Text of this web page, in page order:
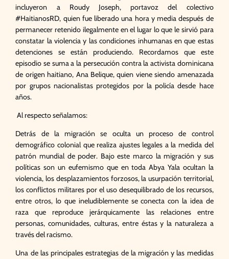
incluyeron a Roudy Joseph, portavoz del colectivo
#HaitianosRD, quien fue liberado una hora y media después de
permanecer retenido ilegalmente en el lugar lo que le sirvió para
constatar la violencia y las condiciones inhumanas en que estas
detenciones se están produciendo. Recordamos que este
episodio se suma a la persecución contra la activista dominicana
de origen haitiano, Ana Belique, quien viene siendo amenazada
por grupos nacionalistas protegidos por la policía desde hace
años.
Al respecto señalamos:
Detrás de la migración se oculta un proceso de control
demográfico colonial que realiza ajustes legales a la medida del
patrón mundial de poder. Bajo este marco la migración y sus
políticas son un eufemismo que en toda Abya Yala ocultan la
violencia, los desplazamientos forzosos, la usurpación territorial,
los conflictos militares por el uso desequilibrado de los recursos,
entre otros, lo que ineludiblemente se conecta con la idea de
raza que reproduce jerárquicamente las relaciones entre
personas, comunidades, culturas, entre éstas y la naturaleza a
través del racismo.
Una de las principales estrategias de la migración y las medidas